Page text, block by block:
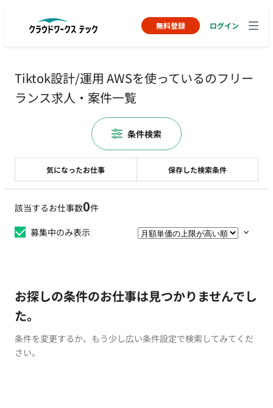
無料登録 ログイン
Tiktok設計/運用 AWSを使っているのフリー
ランス求人・案件一覧
該当するお仕事数0件
募集中のみ表示
お探しの条件のお仕事は見つかりませんでし
た。
条件を変更するか、もう少し広い条件設定で検索してみてくだ
さい。
気になったお仕事 保存した検索条件
条件検索